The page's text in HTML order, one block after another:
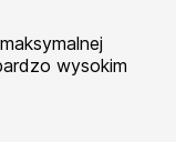
wysokim